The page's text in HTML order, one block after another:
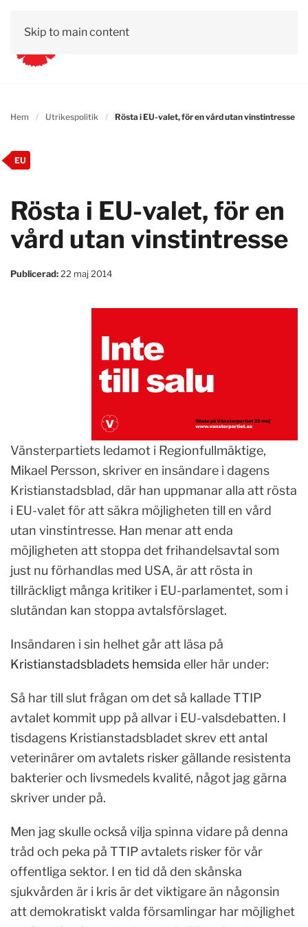
Skip to main content
Hem Utrikespolitik Rösta i EU-valet, för en vård utan vinstintresse
EU
Rösta i EU-valet, för en
vård utan vinstintresse
Publicerad: 22 maj 2014
Vänsterpartiets ledamot i Regionfullmäktige,
Mikael Persson, skriver en insändare i dagens
Kristianstadsblad, där han uppmanar alla att rösta
i EU-valet för att säkra möjligheten till en vård
utan vinstintresse. Han menar att enda
möjligheten att stoppa det frihandelsavtal som
just nu förhandlas med USA, är att rösta in
tillräckligt många kritiker i EU-parlamentet, som i
slutändan kan stoppa avtalsförslaget.
Insändaren i sin helhet går att läsa på
Kristianstadsbladets hemsida eller här under:
Så har till slut frågan om det så kallade TTIP
avtalet kommit upp på allvar i EU-valsdebatten. I
tisdagens Kristianstadsbladet skrev ett antal
veterinärer om avtalets risker gällande resistenta
bakterier och livsmedels kvalité, något jag gärna
skriver under på.
Men jag skulle också vilja spinna vidare på denna
tråd och peka på TTIP avtalets risker för vår
offentliga sektor. I en tid då den skånska
sjukvården är i kris är det viktigare än någonsin
att demokratiskt valda församlingar har möjlighet